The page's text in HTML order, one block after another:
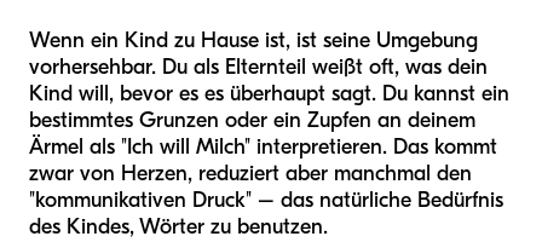
Wenn ein Kind zu Hause ist, ist seine Umgebung
vorhersehbar. Du als Elternteil weißt oft, was dein
Kind will, bevor es es überhaupt sagt. Du kannst ein
bestimmtes Grunzen oder ein Zupfen an deinem
Ärmel als "Ich will Milch" interpretieren. Das kommt
zwar von Herzen, reduziert aber manchmal den
"kommunikativen Druck" – das natürliche Bedürfnis
des Kindes, Wörter zu benutzen.